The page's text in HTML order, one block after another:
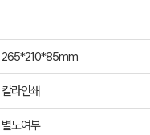
265*210*85mm
칼라인쇄
별도여부